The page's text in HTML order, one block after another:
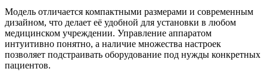
Модель отличается компактными размерами и современным
дизайном, что делает её удобной для установки в любом
медицинском учреждении. Управление аппаратом
интуитивно понятно, а наличие множества настроек
позволяет подстраивать оборудование под нужды конкретных
пациентов.